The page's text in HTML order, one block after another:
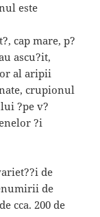
este
cap mare, p?
ascu?it,
al aripii
crupionul
?pe v?
?i
de
de
cca. 200 de